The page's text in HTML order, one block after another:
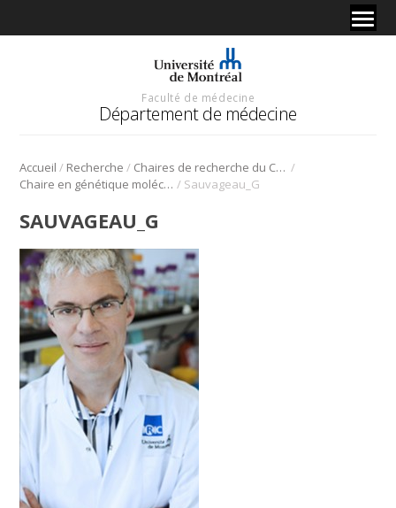
Faculté de médecine
Département de médecine
Accueil / Recherche / Chaires de recherche du Canada /
Chaire en génétique moléculaire des cellules souches normales et cancéreuses / Sauvageau_G
SAUVAGEAU_G